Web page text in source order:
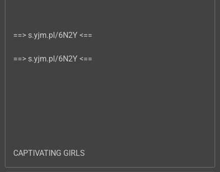
==> s.yjm.pl/6N2Y <==
==> s.yjm.pl/6N2Y <==
CAPTIVATING GIRLS